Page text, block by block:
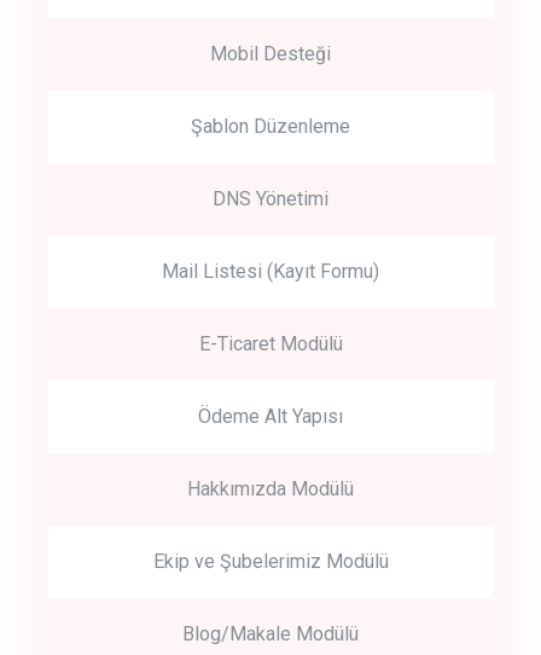
Mobil Desteği
Şablon Düzenleme
DNS Yönetimi
Mail Listesi (Kayıt Formu)
E-Ticaret Modülü
Ödeme Alt Yapısı
Hakkımızda Modülü
Ekip ve Şubelerimiz Modülü
Blog/Makale Modülü